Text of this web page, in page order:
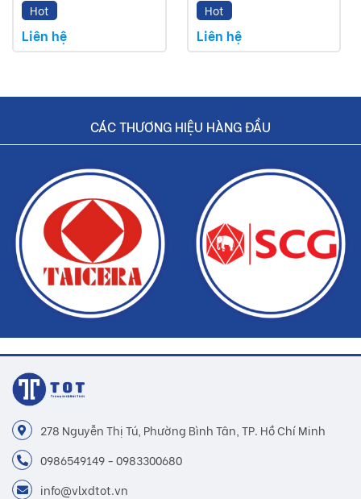
Hot
Liên hệ
Hot
Liên hệ
CÁC THƯƠNG HIỆU HÀNG ĐẦU
278 Nguyễn Thị Tú, Phường Bình Tân, TP. Hồ Chí Minh
0986549149 - 0983300680
info@vlxdtot.vn